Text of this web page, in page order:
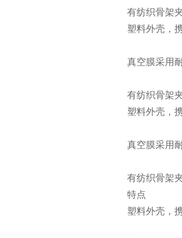
有纺织骨架
塑料外壳，
真空膜采用
有纺织骨架
塑料外壳，
真空膜采用
有纺织骨架
特点
塑料外壳，